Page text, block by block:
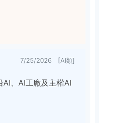
7/25/2026 [AI類]
、AI工廠及主權AI